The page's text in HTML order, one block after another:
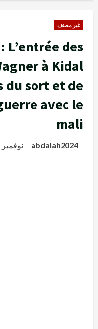
غير مصنف
L’entrée des
à Kidal
du sort et de
avec le
mali
abdalah2024 نوفمبر 17, 2023